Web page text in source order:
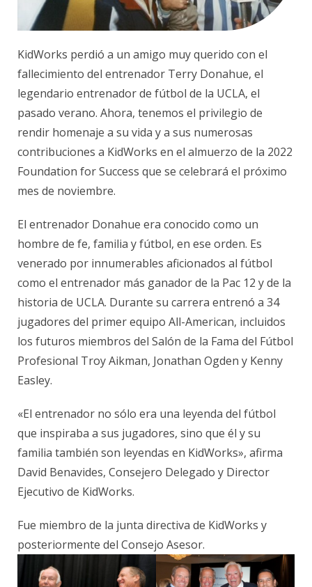
KidWorks perdió a un amigo muy querido con el
fallecimiento del entrenador Terry Donahue, el
legendario entrenador de fútbol de la UCLA, el
pasado verano. Ahora, tenemos el privilegio de
rendir homenaje a su vida y a sus numerosas
contribuciones a KidWorks en el almuerzo de la 2022
Foundation for Success que se celebrará el próximo
mes de noviembre.
El entrenador Donahue era conocido como un
hombre de fe, familia y fútbol, en ese orden. Es
venerado por innumerables aficionados al fútbol
como el entrenador más ganador de la Pac 12 y de la
historia de UCLA. Durante su carrera entrenó a 34
jugadores del primer equipo All-American, incluidos
los futuros miembros del Salón de la Fama del Fútbol
Profesional Troy Aikman, Jonathan Ogden y Kenny
Easley.
«El entrenador no sólo era una leyenda del fútbol
que inspiraba a sus jugadores, sino que él y su
familia también son leyendas en KidWorks», afirma
David Benavides, Consejero Delegado y Director
Ejecutivo de KidWorks.
Fue miembro de la junta directiva de KidWorks y
posteriormente del Consejo Asesor.